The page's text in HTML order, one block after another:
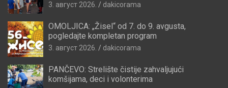
3. август 2026. dakicorama
OMOLJICA: „Žisel“ od 7. do 9. avgusta,
pogledajte kompletan program
3. август 2026. dakicorama
PANČEVO: Strelište čistije zahvaljujući
komšijama, deci i volonterima